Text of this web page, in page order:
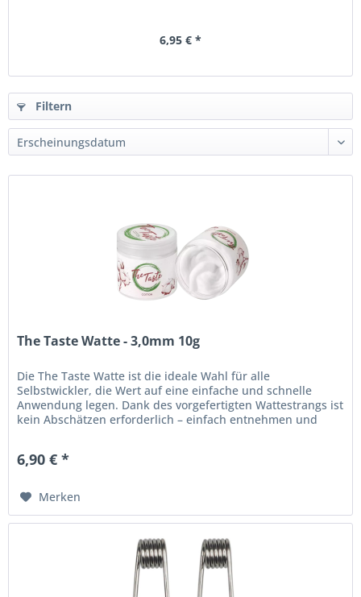
6,95 € *
Filtern
The Taste Watte - 3,0mm 10g
Die The Taste Watte ist die ideale Wahl für alle
Selbstwickler, die Wert auf eine einfache und schnelle
Anwendung legen. Dank des vorgefertigten Wattestrangs ist
kein Abschätzen erforderlich – einfach entnehmen und
6,90 € *
Merken